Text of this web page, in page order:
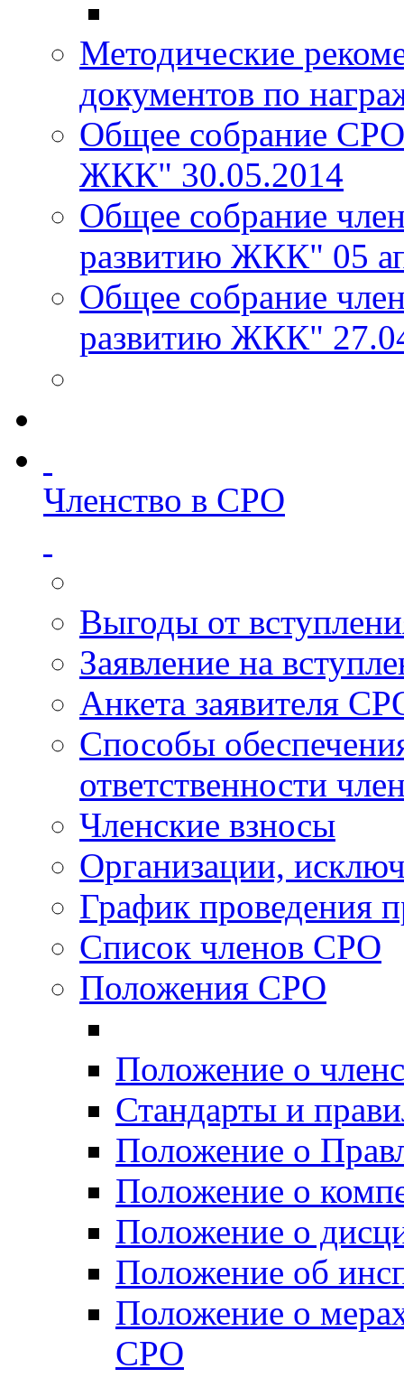
Методические
документов по
Общее собрание
ЖКК" 30.05.2014
Общее собрание
развитию ЖКК" 05
Общее собрание
развитию ЖКК"
Членство в СРО
Выгоды от
Заявление на
Анкета заявителя
Способы
ответственности
Членские взносы
Организации,
График проведения
Список членов СРО
Положения СРО
Положение о
Стандарты и
Положение о
Положение о
Положение о
Положение об
Положение о
СРО